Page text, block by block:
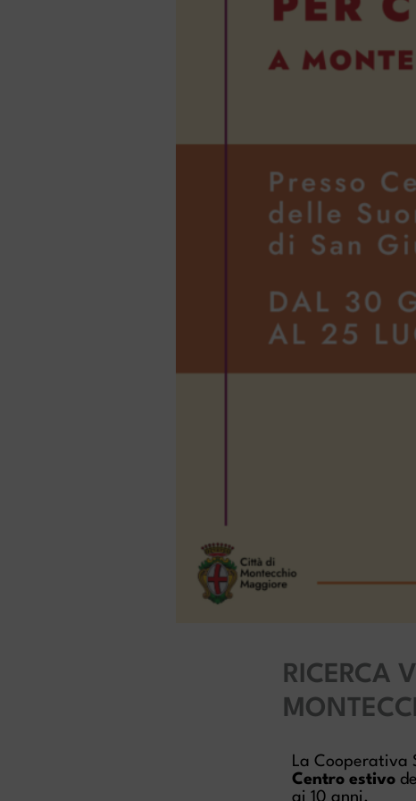
RICERCA
La Cooperativa
Centro estivo
ai 10 anni.